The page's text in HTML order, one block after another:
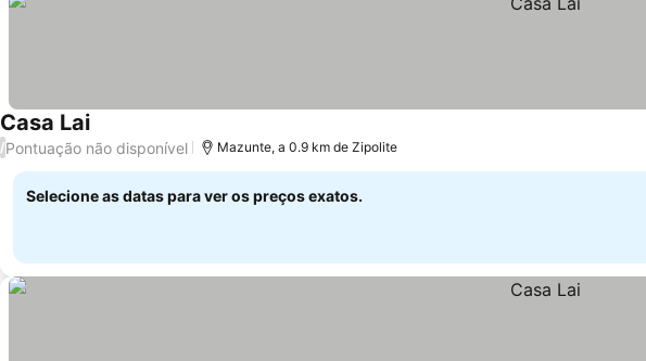
Casa Lai
/Pontuação não disponível Mazunte, a 0.9 km de Zipolite
Selecione as datas para ver os preços exatos.